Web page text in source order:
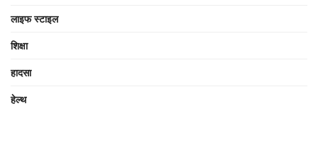
लाइफ स्टाइल
शिक्षा
हादसा
हेल्थ